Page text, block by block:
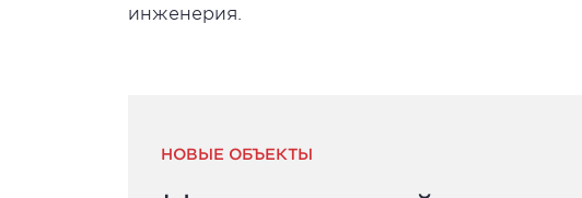
инженерия.
НОВЫЕ ОБЪЕКТЫ